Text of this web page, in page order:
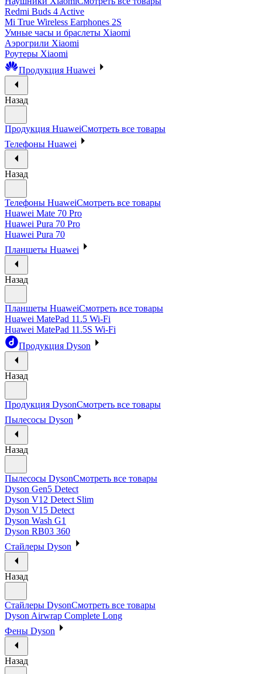
Redmi Buds 4 Active
Mi True Wireless Earphones 2S
Умные часы и браслеты Xiaomi
Аэрогрили Xiaomi
Роутеры Xiaomi
Продукция Huawei
Назад
Продукция HuaweiСмотреть все товары
Телефоны Huawei
Назад
Телефоны HuaweiСмотреть все товары
Huawei Mate 70 Pro
Huawei Pura 70 Pro
Huawei Pura 70
Планшеты Huawei
Назад
Планшеты HuaweiСмотреть все товары
Huawei MatePad 11.5 Wi-Fi
Huawei MatePad 11.5S Wi-Fi
Продукция Dyson
Назад
Продукция DysonСмотреть все товары
Пылесосы Dyson
Назад
Пылесосы DysonСмотреть все товары
Dyson Gen5 Detect
Dyson V12 Detect Slim
Dyson V15 Detect
Dyson Wash G1
Dyson RB03 360
Стайлеры Dyson
Назад
Стайлеры DysonСмотреть все товары
Dyson Airwrap Complete Long
Фены Dyson
Назад